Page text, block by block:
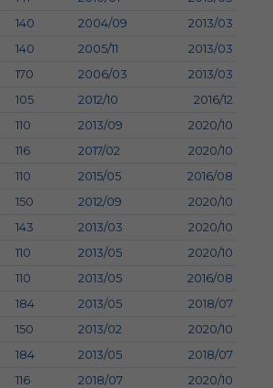
140 2004/09
2013/03
140 2005/11
2013/03
170 2006/03
2013/03
105 2012/10
2016/12
110 2013/09
2020/10
116 2017/02
2020/10
110 2015/05
2016/08
150 2012/09
2020/10
143 2013/03
2020/10
110 2013/05
2020/10
110 2013/05
2016/08
184 2013/05
2018/07
150 2013/02
2020/10
184 2013/05
2018/07
116 2018/07
2020/10